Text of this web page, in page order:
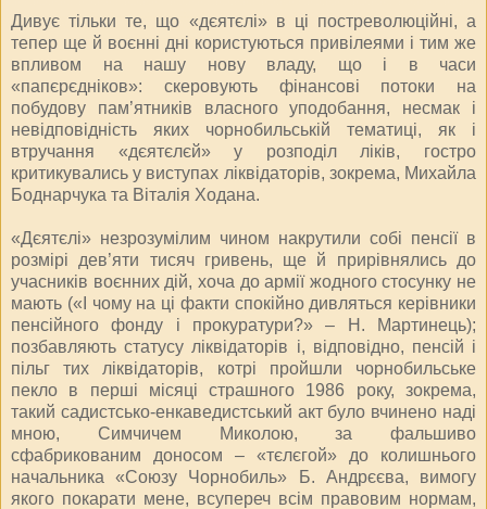
Дивує тільки те, що «дєятєлі» в ці постреволюційні, а
тепер ще й воєнні дні користуються привілеями і тим же
впливом на нашу нову владу, що і в часи
«папєрєдніков»: скеровують фінансові потоки на
побудову пам’ятників власного уподобання, несмак і
невідповідність яких чорнобильській тематиці, як і
втручання «дєятєлєй» у розподіл ліків, гостро
критикувались у виступах ліквідаторів, зокрема, Михайла
Боднарчука та Віталія Ходана.
«Дєятєлі» незрозумілим чином накрутили собі пенсії в
розмірі дев’яти тисяч гривень, ще й прирівнялись до
учасників воєнних дій, хоча до армії жодного стосунку не
мають («І чому на ці факти спокійно дивляться керівники
пенсійного фонду і прокуратури?» – Н. Мартинець);
позбавляють статусу ліквідаторів і, відповідно, пенсій і
пільг тих ліквідаторів, котрі пройшли чорнобильське
пекло в перші місяці страшного 1986 року, зокрема,
такий садистсько-енкаведистський акт було вчинено наді
мною, Симчичем Миколою, за фальшиво
сфабрикованим доносом – «тєлєгой» до колишнього
начальника «Союзу Чорнобиль» Б. Андрєєва, вимогу
якого покарати мене, всупереч всім правовим нормам,